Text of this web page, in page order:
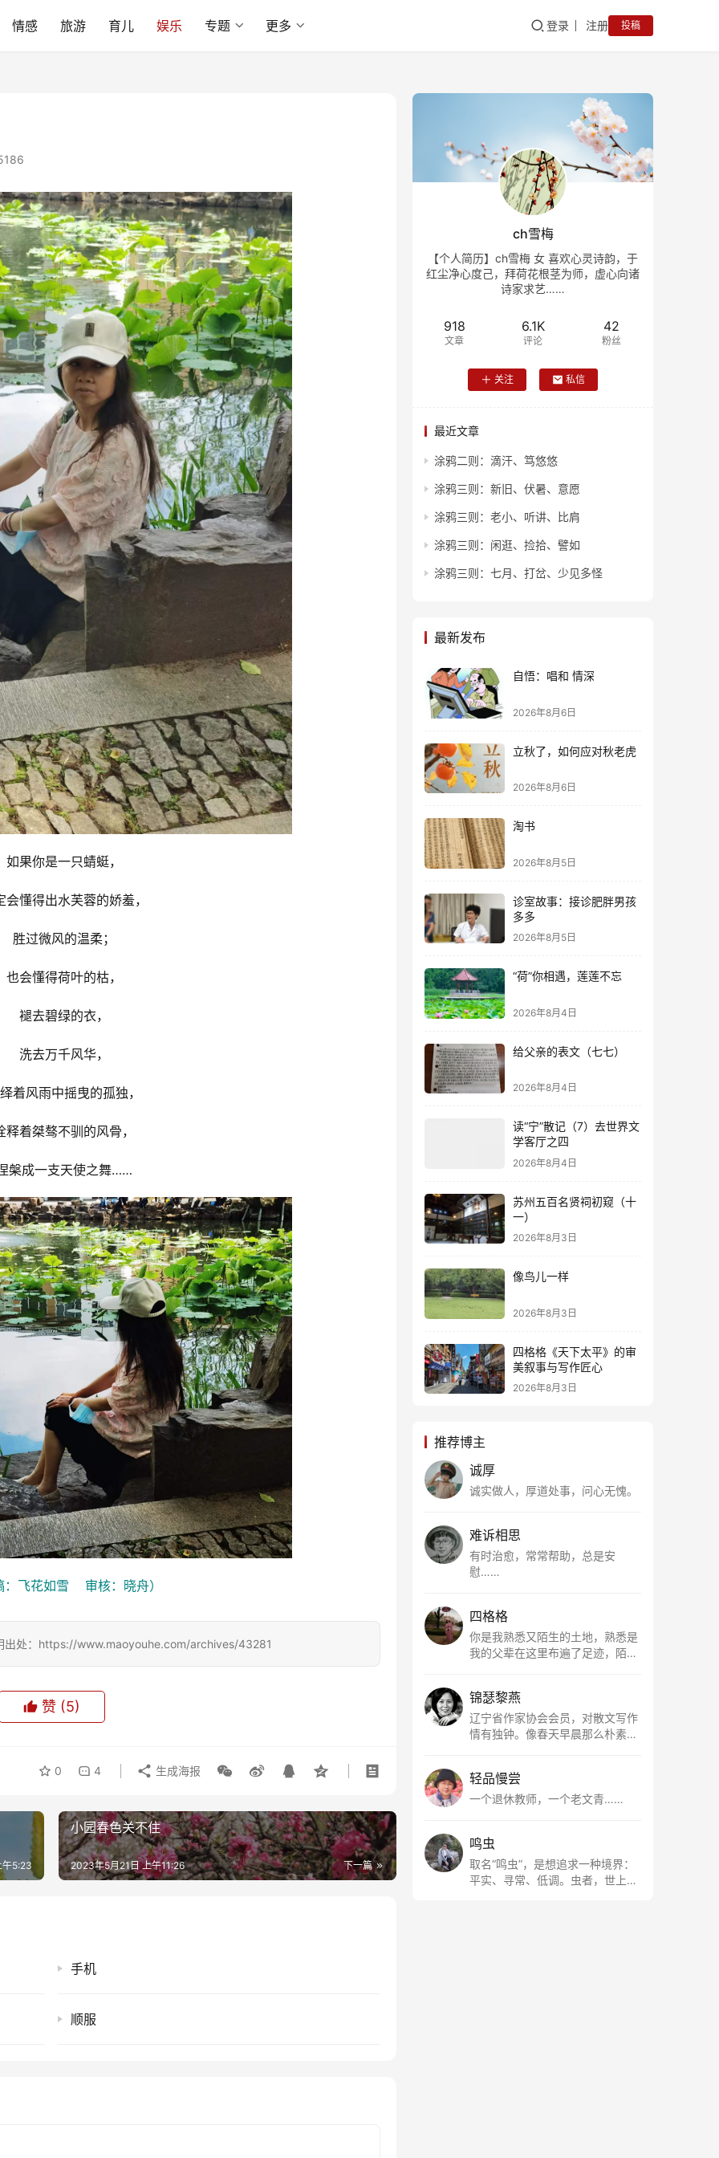
情感 旅游 育儿 娱乐 专题 更多 登录 注册 投稿
如果你是一只蜻蜓，
会懂得出水芙蓉的娇羞，
胜过微风的温柔；
也会懂得荷叶的枯，
褪去碧绿的衣，
洗去万千风华，
着风雨中摇曳的孤独，
释着桀骜不驯的风骨，
槃成一支天使之舞……
飞花如雪    审核：晓舟）
出处：https://www.maoyouhe.com/archives/43281
赞 (5)
0 4 生成海报
5:23
小园春色关不住
下一篇
2023年5月21日 上午11:26
手机
顺服
ch雪梅
【个人简历】ch雪梅 女 喜欢心灵诗韵，于
红尘净心度己，拜荷花根茎为师，虚心向诸
诗家求艺……
918
文章
6.1K
评论
42
粉丝
关注 私信
最近文章
涂鸦二则：滴汗、笃悠悠
涂鸦三则：新旧、伏暑、意愿
涂鸦三则：老小、听讲、比肩
涂鸦三则：闲逛、捡拾、譬如
涂鸦三则：七月、打岔、少见多怪
最新发布
自悟：唱和 情深
2026年8月6日
立秋了，如何应对秋老虎
2026年8月6日
淘书
2026年8月5日
诊室故事：接诊肥胖男孩
多多
2026年8月5日
“荷”你相遇，莲莲不忘
2026年8月4日
给父亲的表文（七七）
2026年8月4日
读“宁”散记（7）去世界文
学客厅之四
2026年8月4日
苏州五百名贤祠初窥（十
一）
2026年8月3日
像鸟儿一样
2026年8月3日
四格格《天下太平》的审
美叙事与写作匠心
2026年8月3日
推荐博主
诚厚
诚实做人，厚道处事，问心无愧。
难诉相思
有时治愈，常常帮助，总是安
慰……
四格格
你是我熟悉又陌生的土地，熟悉是
我的父辈在这里布遍了足迹，陌生
根所在，我用文字慢慢认识你、慢
慢熟悉你。
锦瑟黎燕
辽宁省作家协会会员，对散文写作
情有独钟。像春天早晨那么朴素，
轻品慢尝
一个退休教师，一个老文青……
鸣虫
取名“鸣虫”，是想追求一种境界：
平实、寻常、低调。虫者，世上最